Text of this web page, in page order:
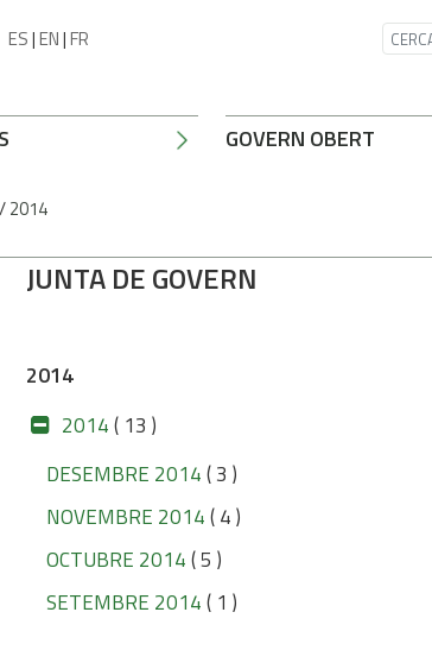
ES|EN|FR
GOVERN OBERT
/2014
JUNTA DE GOVERN
2014
2014( 13 )
DESEMBRE 2014( 3 )
NOVEMBRE 2014( 4 )
OCTUBRE 2014( 5 )
SETEMBRE 2014( 1 )